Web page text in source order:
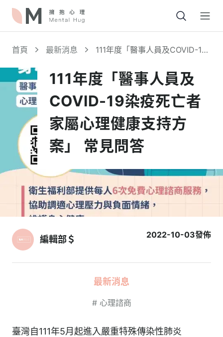
首頁 最新消息
111年度「醫事人員及COVID-19
案」 常見問答
111年度「醫事人員及
COVID-19染疫死亡者
家屬心理健康支持方
案」 常見問答
編輯部＄ 2022-10-03發佈
最新消息
# 心理諮商
臺灣自111年5月起進入嚴重特殊傳染性肺炎